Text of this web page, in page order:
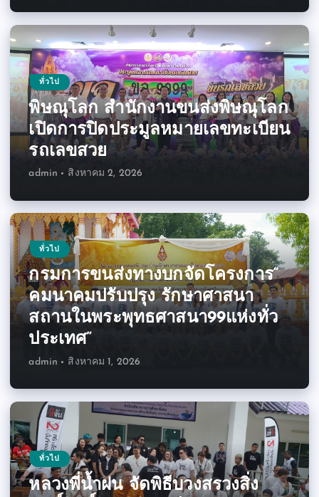
ทั่วไป
พิษณุโลก สำนักงานขนส่งพิษณุโลก
เปิดการปิดประมูลหมายเลขทะเบียน
รถเลขสวย
admin สิงหาคม 2, 2026
ทั่วไป
กรมการขนส่งทางบกจัดโครงการ“
คมนาคมปรับปรุง รักษาศาสนา
สถานในพระพุทธศาสนา99แห่งทั่ว
ประเทศ”
admin สิงหาคม 1, 2026
ทั่วไป
หลวงพี่น้ำฝน จัดพิธีบวงสรวงสิ่ง